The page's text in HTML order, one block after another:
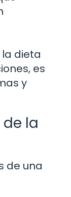
dieta
es
y
la
de una